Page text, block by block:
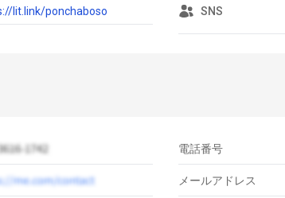
lit.link/ponchaboso SNS
電話番号
メールアドレス